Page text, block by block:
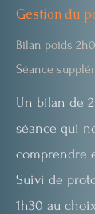
Gestion du
Bilan poids
Séance
Un bilan de
séance qui
comprendre
Suivi de
1h30 au